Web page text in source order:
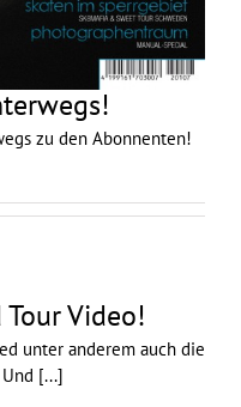
zu den Abonnenten!
Video!
unter anderem auch die
[...]